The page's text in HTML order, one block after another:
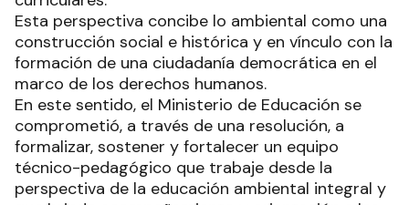
Esta perspectiva concibe lo ambiental como una
construcción social e histórica y en vínculo con la
formación de una ciudadanía democrática en el
marco de los derechos humanos.
En este sentido, el Ministerio de Educación se
comprometió, a través de una resolución, a
formalizar, sostener y fortalecer un equipo
técnico-pedagógico que trabaje desde la
perspectiva de la educación ambiental integral y